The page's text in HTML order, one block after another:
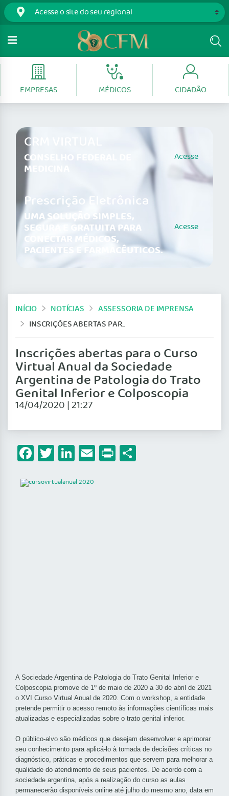
EMPRESAS MÉDICOS CIDADÃO
CRM VIRTUAL
CONSELHO FEDERAL DE
MEDICINA
Acesse
Prescrição Eletrônica
UMA SOLUÇÃO SIMPLES,
SEGURA E GRATUITA PARA
CONECTAR MÉDICOS,
PACIENTES E FARMACÊUTICOS.
Acesse
INÍCIO NOTÍCIAS
ASSESSORIA DE IMPRENSA
INSCRIÇÕES ABERTAS PARA O CURSO VIRTUAL ANUAL DA SOCIEDADE ARGENTINA DE PATOLOGIA DO TRATO GENITAL INFERIOR E COLPOSCOPIA
Inscrições abertas para o Curso
Virtual Anual da Sociedade
Argentina de Patologia do Trato
Genital Inferior e Colposcopia
14/04/2020 | 21:27
Facebook
Twitter
LinkedIn
Email
Print
A Sociedade Argentina de Patologia do Trato Genital Inferior e
Colposcopia promove de 1º de maio de 2020 a 30 de abril de 2021
o XVI Curso Virtual Anual de 2020. Com o workshop, a entidade
pretende permitir o acesso remoto às informações científicas mais
atualizadas e especializadas sobre o trato genital inferior.
O público-alvo são médicos que desejam desenvolver e aprimorar
seu conhecimento para aplicá-lo à tomada de decisões críticas no
diagnóstico, práticas e procedimentos que servem para melhorar a
qualidade do atendimento de seus pacientes. De acordo com a
sociedade argentina, após a realização do curso as aulas
permanecerão disponíveis online até julho do mesmo ano, data em